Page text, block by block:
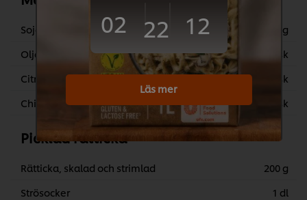
Soja, japansk
7 g
Olja, sesam
3 msk
Citron- eller limejuice
3 msk
Chilipasta, Koreansk (Go chu jang)
2 msk
Picklad rätticka
Rätticka, skalad och strimlad
200 g
Strösocker
1 dl
02 22 12
Läs mer